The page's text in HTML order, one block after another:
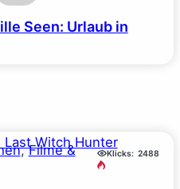
Seen: Urlaub in
, Filme &
Klicks: 2488